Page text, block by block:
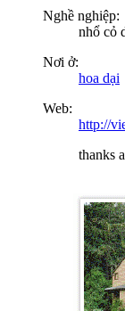
Nghề nghiệp:
nhổ cỏ
Nơi ở:
hoa dại
Web:
http://
thanks